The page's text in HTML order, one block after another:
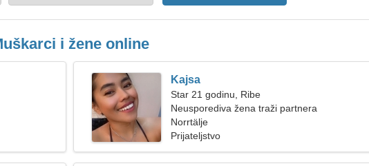
i žene online
Kajsa
Star 21 godinu, Ribe
Neusporediva žena traži partnera
Norrtälje
Prijateljstvo